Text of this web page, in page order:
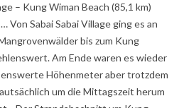
– Kung Wiman Beach (85,1 km)
Von Sabai Sabai Village ging es an
bis zum Kung
Am Ende waren es wieder
Höhenmeter aber trotzdem
um die Mittagszeit herum